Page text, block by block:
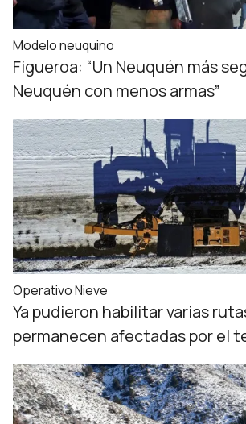
Modelo neuquino
Figueroa: “Un Neuquén más
Neuquén con menos armas”
Operativo Nieve
Ya pudieron habilitar varias
permanecen afectadas por el